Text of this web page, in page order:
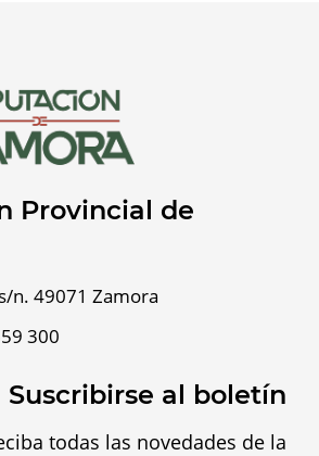
Provincial de
n. 49071 Zamora
300
Suscribirse al boletín
todas las novedades de la